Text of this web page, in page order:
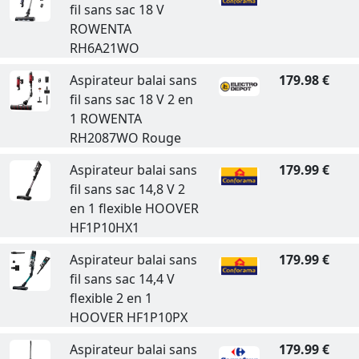
fil sans sac 18 V
ROWENTA
RH6A21WO
Aspirateur balai sans
fil sans sac 18 V 2 en
1 ROWENTA
RH2087WO Rouge
179.98 €
Aspirateur balai sans
fil sans sac 14,8 V 2
en 1 flexible HOOVER
HF1P10HX1
179.99 €
Aspirateur balai sans
fil sans sac 14,4 V
flexible 2 en 1
HOOVER HF1P10PX
179.99 €
Aspirateur balai sans
179.99 €